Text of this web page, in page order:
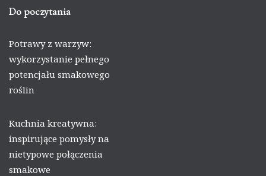
Do poczytania
Potrawy z warzyw:
wykorzystanie pełnego
potencjału smakowego
roślin
Kuchnia kreatywna:
inspirujące pomysły na
nietypowe połączenia
smakowe